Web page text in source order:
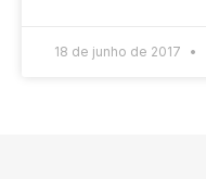
18 de junho de 2017